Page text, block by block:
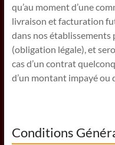
qu’au moment d’une
livraison et facturation
dans nos établissements
(obligation légale), et
cas d’un contrat
d’un montant impayé ou
Conditions